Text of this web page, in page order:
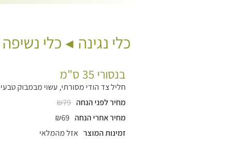
כלי נגינה כלי
בנסורי 35 ס"מ
חליל צד הודי מסורתי, עשוי מבמבוק
מחיר לפני הנחה ₪79
מחיר אחרי הנחה ₪69
זמינות המוצר אזל מהמלאי